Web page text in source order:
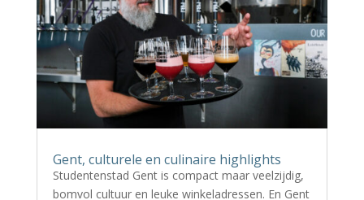
Gent, culturele en culinaire highlights
Studentenstad Gent is compact maar veelzijdig,
bomvol cultuur en leuke winkeladressen. En Gent